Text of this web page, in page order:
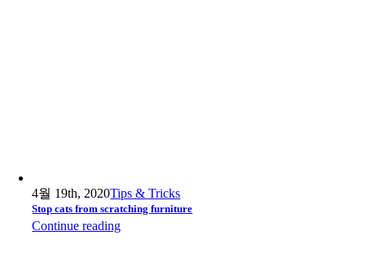
4월 19th, 2020Tips & Tricks
Stop cats from scratching furniture
Continue reading